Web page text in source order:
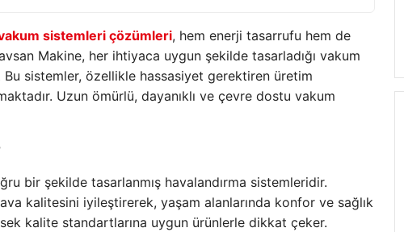
sistemleri çözümleri, hem enerji tasarrufu hem de
Makine, her ihtiyaca uygun şekilde tasarladığı vakum
sistemler, özellikle hassasiyet gerektiren üretim
Uzun ömürlü, dayanıklı ve çevre dostu vakum
bir şekilde tasarlanmış havalandırma sistemleridir.
kalitesini iyileştirerek, yaşam alanlarında konfor ve sağlık
kalite standartlarına uygun ürünlerle dikkat çeker.